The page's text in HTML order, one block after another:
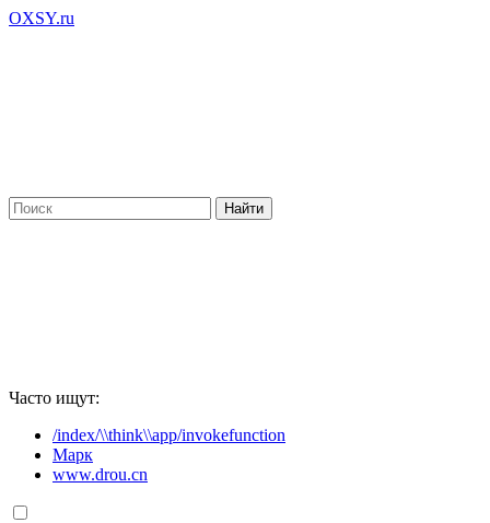
OXSY.ru
Часто ищут:
/index/\\think\\app/invokefunction
Марк
www.drou.cn